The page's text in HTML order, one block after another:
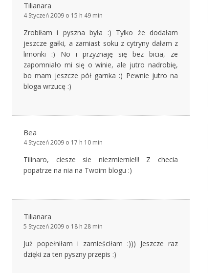
Tilianara
4 Styczeń 2009 o 15 h 49 min
Zrobiłam i pyszna była :) Tylko że dodałam
jeszcze gałki, a zamiast soku z cytryny dałam z
limonki :) No i przyznaję się bez bicia, ze
zapomniało mi się o winie, ale jutro nadrobię,
bo mam jeszcze pół garnka :) Pewnie jutro na
bloga wrzucę :)
Bea
4 Styczeń 2009 o 17 h 10 min
Tilinaro, ciesze sie niezmiernie!!! Z checia
popatrze na nia na Twoim blogu :)
Tilianara
5 Styczeń 2009 o 18 h 28 min
Już popełniłam i zamieściłam :))) Jeszcze raz
dzięki za ten pyszny przepis :)